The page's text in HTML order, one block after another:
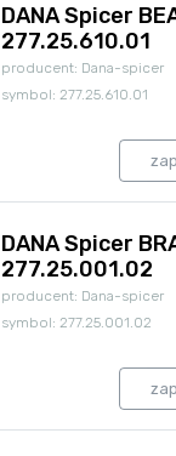
DANA Spicer
277.25.610.01
producent: Dana-spicer
symbol: 277.25.610.01
DANA Spicer
277.25.001.02
producent: Dana-spicer
symbol: 277.25.001.02